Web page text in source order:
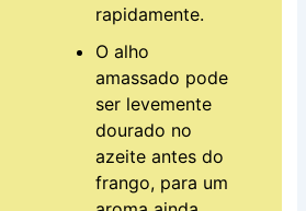
rapidamente.
O alho
amassado pode
ser levemente
dourado no
azeite antes do
frango, para um